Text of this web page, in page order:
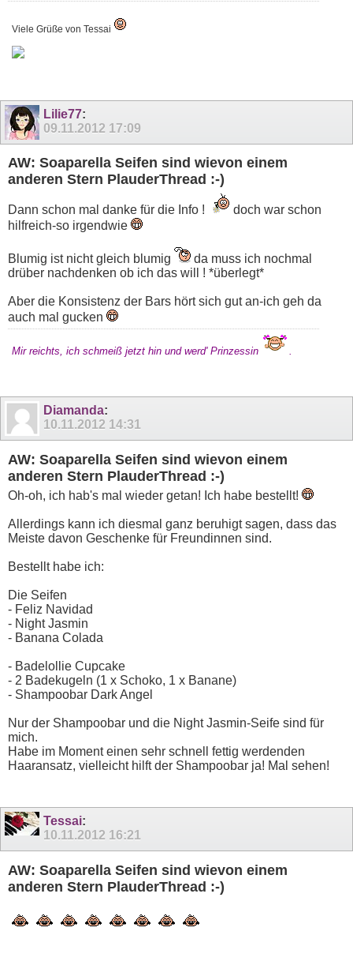
Viele Grüße von Tessai
Lilie77:
09.11.2012 17:09
AW: Soaparella Seifen sind wievon einem
anderen Stern PlauderThread :-)
Dann schon mal danke für die Info !
doch war schon
hilfreich-so irgendwie
Blumig ist nicht gleich blumig
da muss ich nochmal
drüber nachdenken ob ich das will ! *überlegt*
Aber die Konsistenz der Bars hört sich gut an-ich geh da
auch mal gucken
Mir reichts, ich schmeiß jetzt hin und werd' Prinzessin
Diamanda:
10.11.2012 14:31
AW: Soaparella Seifen sind wievon einem
anderen Stern PlauderThread :-)
Oh-oh, ich hab's mal wieder getan! Ich habe bestellt!
Allerdings kann ich diesmal ganz beruhigt sagen, dass das
Meiste davon Geschenke für Freundinnen sind.
Bestellt habe ich:
Die Seifen
- Feliz Navidad
- Night Jasmin
- Banana Colada
- Badelollie Cupcake
- 2 Badekugeln (1 x Schoko, 1 x Banane)
- Shampoobar Dark Angel
Nur der Shampoobar und die Night Jasmin-Seife sind für
mich.
Habe im Moment einen sehr schnell fettig werdenden
Haaransatz, vielleicht hilft der Shampoobar ja! Mal sehen!
Tessai:
10.11.2012 16:21
AW: Soaparella Seifen sind wievon einem
anderen Stern PlauderThread :-)